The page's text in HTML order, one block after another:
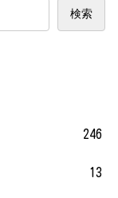
検索
246
13